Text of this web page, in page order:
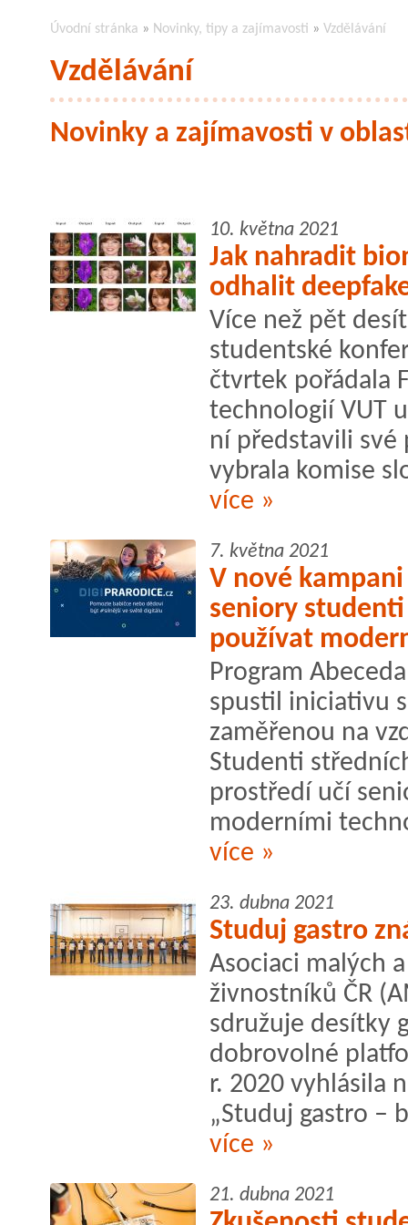
Úvodní stránka » Novinky, tipy a zajímavosti » Vzdělávání
Vzdělávání
Novinky a zajímavosti v
10. května 2021
Jak nahradit
odhalit
Více než pět
studentské
čtvrtek pořádala
technologií VUT
ní představili své
vybrala komise
více »
7. května 2021
V nové
seniory
používat
Program
spustil iniciativu
zaměřenou na
Studenti
prostředí učí
moderními
více »
23. dubna 2021
Studuj gastro
Asociaci malých
živnostníků ČR
sdružuje desítky
dobrovolné
r. 2020 vyhlásila
„Studuj gastro –
více »
21. dubna 2021